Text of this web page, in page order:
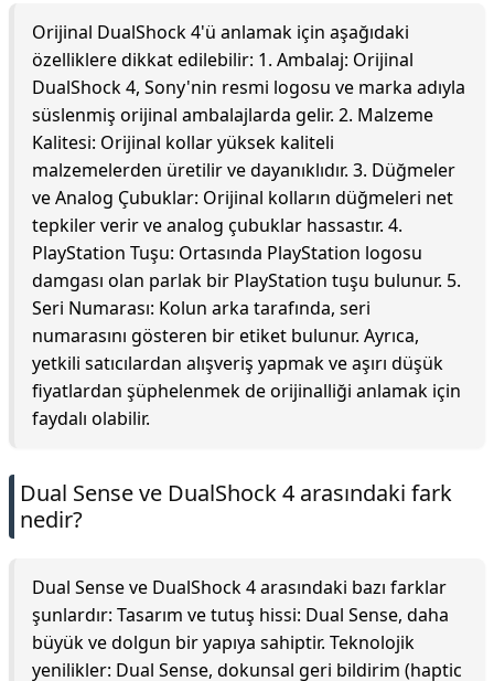
Orijinal DualShock 4'ü anlamak için aşağıdaki
özelliklere dikkat edilebilir: 1. Ambalaj: Orijinal
DualShock 4, Sony'nin resmi logosu ve marka adıyla
süslenmiş orijinal ambalajlarda gelir. 2. Malzeme
Kalitesi: Orijinal kollar yüksek kaliteli
malzemelerden üretilir ve dayanıklıdır. 3. Düğmeler
ve Analog Çubuklar: Orijinal kolların düğmeleri net
tepkiler verir ve analog çubuklar hassastır. 4.
PlayStation Tuşu: Ortasında PlayStation logosu
damgası olan parlak bir PlayStation tuşu bulunur. 5.
Seri Numarası: Kolun arka tarafında, seri
numarasını gösteren bir etiket bulunur. Ayrıca,
yetkili satıcılardan alışveriş yapmak ve aşırı düşük
fiyatlardan şüphelenmek de orijinalliği anlamak için
faydalı olabilir.
Dual Sense ve DualShock 4 arasındaki fark
nedir?
Dual Sense ve DualShock 4 arasındaki bazı farklar
şunlardır: Tasarım ve tutuş hissi: Dual Sense, daha
büyük ve dolgun bir yapıya sahiptir. Teknolojik
yenilikler: Dual Sense, dokunsal geri bildirim (haptic